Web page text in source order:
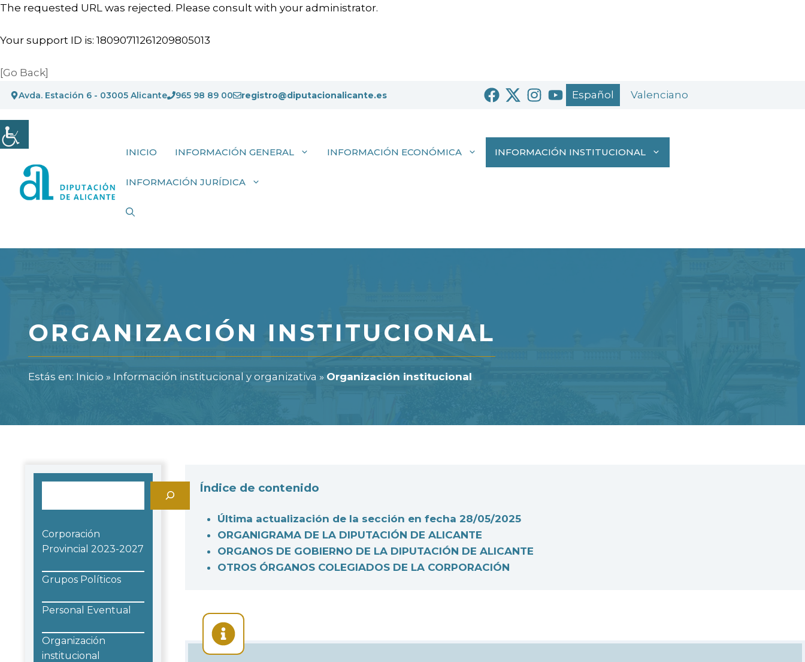
The requested URL was rejected. Please consult with your administrator.
Your support ID is: 18090711261209805013
[Go Back]
Saltar
contenido
Avda. Estación 6 - 03005 Alicante 965 98 89 00 registro@diputacionalicante.es Español Valenciano
INICIO INFORMACIÓN GENERAL INFORMACIÓN ECONÓMICA INFORMACIÓN INSTITUCIONAL
INFORMACIÓN JURÍDICA
ORGANIZACIÓN INSTITUCIONAL
Estás en: Inicio » Información institucional y organizativa » Organización institucional
Índice de contenido
Última actualización de la sección en fecha 28/05/2025
ORGANIGRAMA DE LA DIPUTACIÓN DE ALICANTE
ORGANOS DE GOBIERNO DE LA DIPUTACIÓN DE ALICANTE
OTROS ÓRGANOS COLEGIADOS DE LA CORPORACIÓN
Corporación
Provincial 2023-2027
Grupos Políticos
Personal Eventual
Organización
institucional